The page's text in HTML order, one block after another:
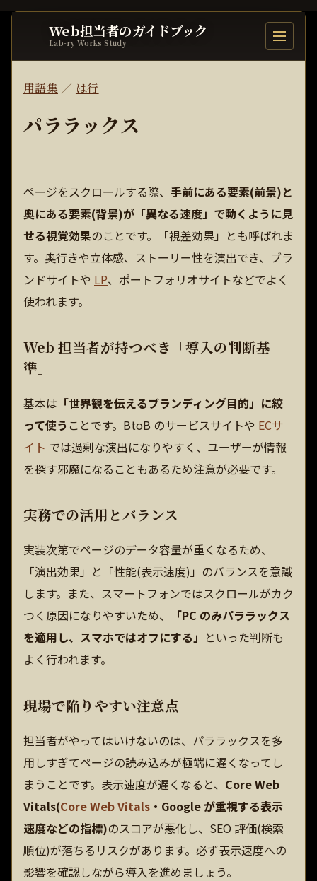
Web担当者のガイドブック
Lab-ry Works Study 目次を開
用語集／ は行
パララックス
ページをスクロールする際、 手前にある要素(前景)と
奥にある要素(背景)が「異なる速度」で動くように見
せる視覚効果のことです。「視差効果」とも呼ばれま
す。奥行きや立体感、ストーリー性を演出でき、ブラ
ンドサイトや LP、ポートフォリオサイトなどでよく
使われます。
Web 担当者が持つべき「導入の判断基
準」
基本は 「世界観を伝えるブランディング目的」に絞
って使う ことです。BtoB のサービスサイトや ECサ
イト では過剰な演出になりやすく、ユーザーが情報
を探す邪魔になることもあるため注意が必要です。
実務での活用とバランス
実装次第でページのデータ容量が重くなるため、
「演出効果」と「性能(表示速度)」のバランスを意識
します。また、スマートフォンではスクロールがカク
つく原因になりやすいため、
「PC のみパララックス
を適用し、スマホではオフにする」 といった判断も
よく行われます。
現場で陥りやすい注意点
担当者がやってはいけないのは、パララックスを多
用しすぎてページの読み込みが極端に遅くなってし
まうことです。表示速度が遅くなると、 Core Web
Vitals(Core Web Vitals ・Google が重視する表示
速度などの指標)のスコアが悪化し、SEO 評価(検索
順位)が落ちるリスクがあります。必ず表示速度への
影響を確認しながら導入を進めましょう。